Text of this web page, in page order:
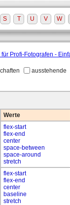
ausstehende
Werte
flex-start
flex-end
center
space-between
space-around
stretch
flex-start
flex-end
center
baseline
stretch
S T U V W